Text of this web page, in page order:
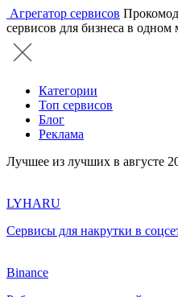
Агрегатор сервисов
сервисов для бизнеса в одном
Категории
Топ сервисов
Блог
Реклама
Лучшее из лучших в августе
LYHARU
Сервисы для накрутки в
Binance